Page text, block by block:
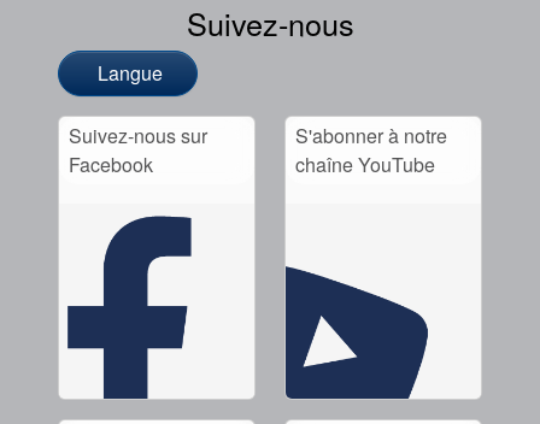
Suivez-nous
Langue
Suivez-nous sur
Facebook
S'abonner à notre
chaîne YouTube